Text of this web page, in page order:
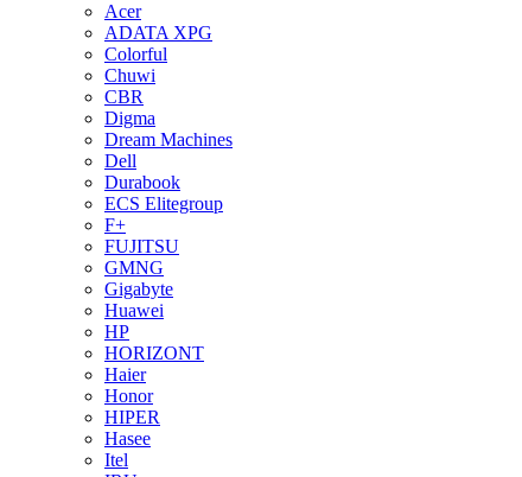
Acer
ADATA XPG
Colorful
Chuwi
CBR
Digma
Dream Machines
Dell
Durabook
ECS Elitegroup
F+
FUJITSU
GMNG
Gigabyte
Huawei
HP
HORIZONT
Haier
Honor
HIPER
Hasee
Itel